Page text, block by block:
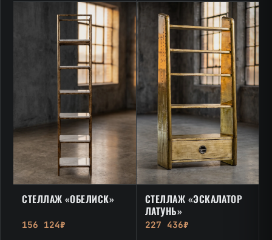
СТЕЛЛАЖ «ОБЕЛИСК»
156 124₽
СТЕЛЛАЖ «ЭСКАЛАТОР
ЛАТУНЬ»
227 436₽